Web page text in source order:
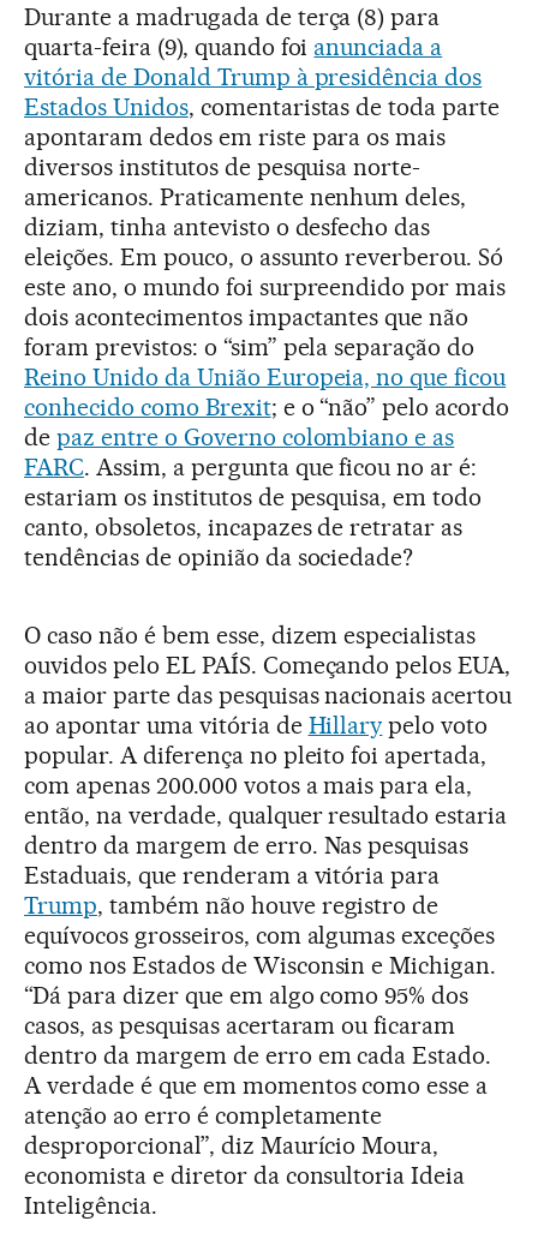
Durante a madrugada de terça (8) para
quarta-feira (9), quando foi anunciada a
vitória de Donald Trump à presidência dos
Estados Unidos, comentaristas de toda parte
apontaram dedos em riste para os mais
diversos institutos de pesquisa norte-
americanos. Praticamente nenhum deles,
diziam, tinha antevisto o desfecho das
eleições. Em pouco, o assunto reverberou. Só
este ano, o mundo foi surpreendido por mais
dois acontecimentos impactantes que não
foram previstos: o “sim” pela separação do
Reino Unido da União Europeia, no que ficou
conhecido como Brexit; e o “não” pelo acordo
de paz entre o Governo colombiano e as
FARC. Assim, a pergunta que ficou no ar é:
estariam os institutos de pesquisa, em todo
canto, obsoletos, incapazes de retratar as
tendências de opinião da sociedade?
O caso não é bem esse, dizem especialistas
ouvidos pelo EL PAÍS. Começando pelos EUA,
a maior parte das pesquisas nacionais acertou
ao apontar uma vitória de Hillary pelo voto
popular. A diferença no pleito foi apertada,
com apenas 200.000 votos a mais para ela,
então, na verdade, qualquer resultado estaria
dentro da margem de erro. Nas pesquisas
Estaduais, que renderam a vitória para
Trump, também não houve registro de
equívocos grosseiros, com algumas exceções
como nos Estados de Wisconsin e Michigan.
“Dá para dizer que em algo como 95% dos
casos, as pesquisas acertaram ou ficaram
dentro da margem de erro em cada Estado.
A verdade é que em momentos como esse a
atenção ao erro é completamente
desproporcional”, diz Maurício Moura,
economista e diretor da consultoria Ideia
Inteligência.